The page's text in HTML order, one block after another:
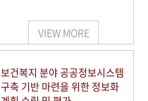
VIEW MORE
보건복지 분야 공공정보시스템
구축 기반 마련을 위한 정보화